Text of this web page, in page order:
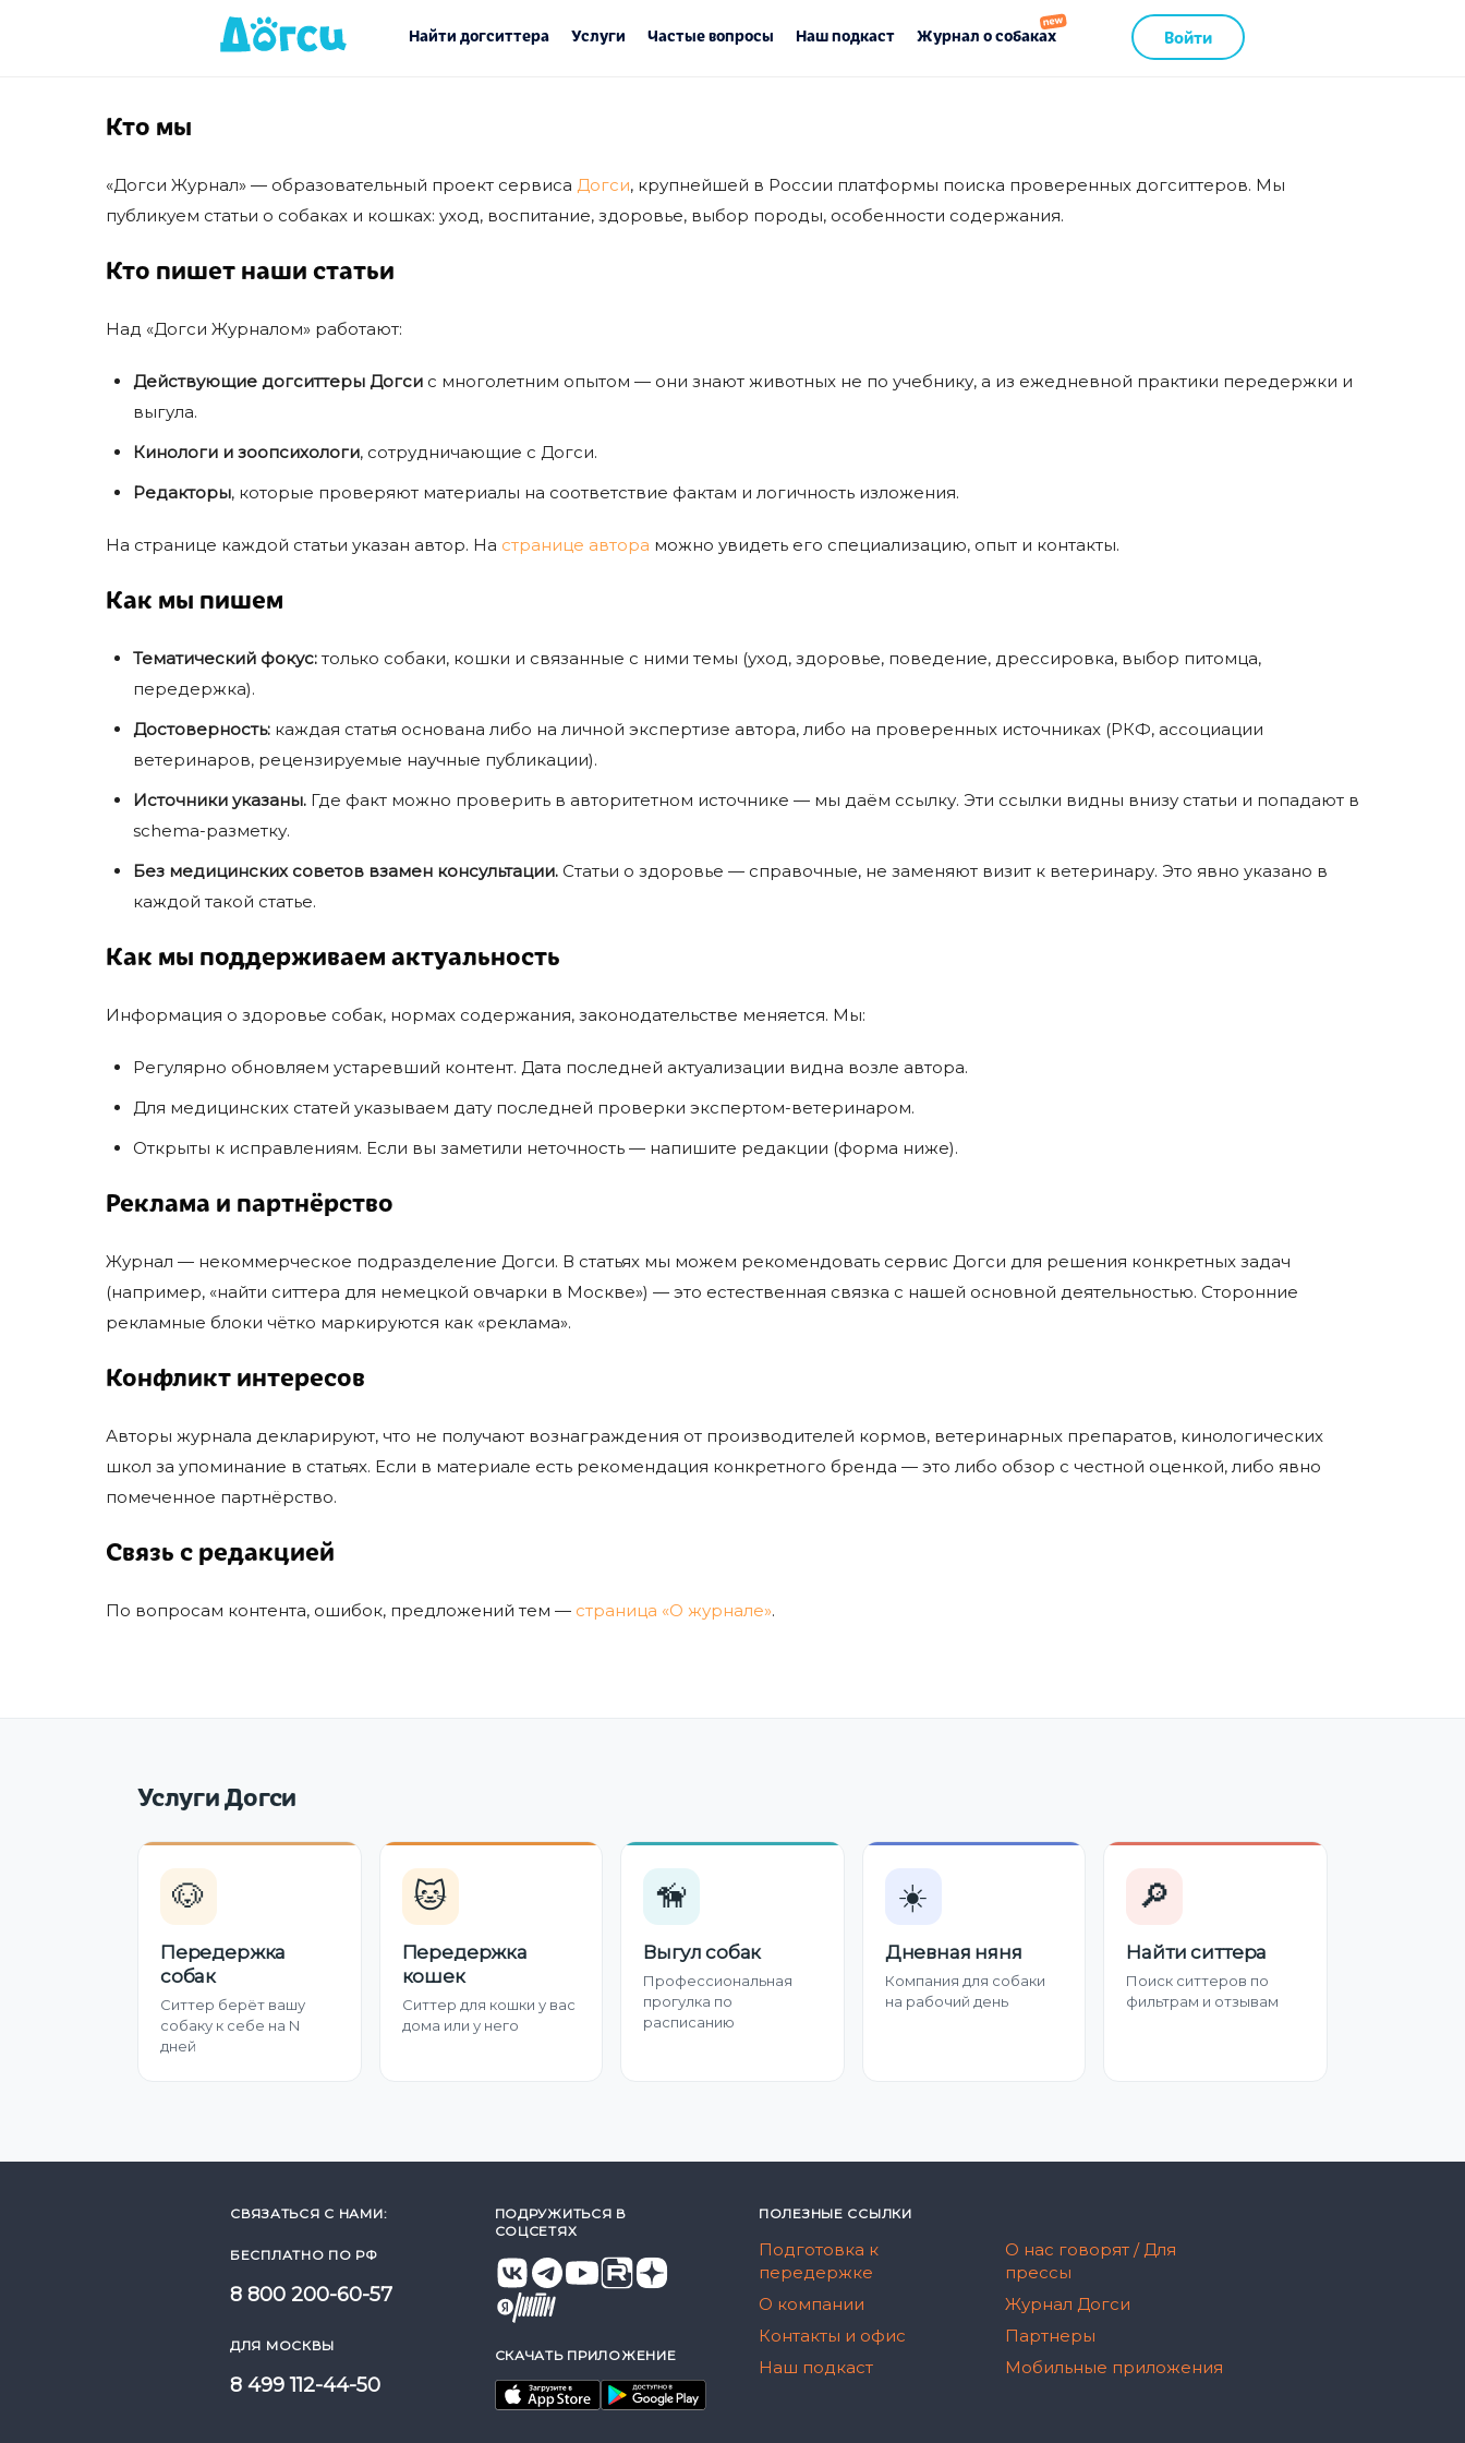
Найти догситтера Услуги Частые вопросы Наш подкаст Журнал о собаках Войти
Кто мы
«Догси Журнал» — образовательный проект сервиса Догси, крупнейшей в России платформы поиска проверенных догситтеров. Мы
публикуем статьи о собаках и кошках: уход, воспитание, здоровье, выбор породы, особенности содержания.
Кто пишет наши статьи
Над «Догси Журналом» работают:
Действующие догситтеры Догси с многолетним опытом — они знают животных не по учебнику, а из ежедневной практики передержки и
выгула.
Кинологи и зоопсихологи, сотрудничающие с Догси.
Редакторы, которые проверяют материалы на соответствие фактам и логичность изложения.
На странице каждой статьи указан автор. На странице автора можно увидеть его специализацию, опыт и контакты.
Как мы пишем
Тематический фокус: только собаки, кошки и связанные с ними темы (уход, здоровье, поведение, дрессировка, выбор питомца,
передержка).
Достоверность: каждая статья основана либо на личной экспертизе автора, либо на проверенных источниках (РКФ, ассоциации
ветеринаров, рецензируемые научные публикации).
Источники указаны. Где факт можно проверить в авторитетном источнике — мы даём ссылку. Эти ссылки видны внизу статьи и попадают в
schema-разметку.
Без медицинских советов взамен консультации. Статьи о здоровье — справочные, не заменяют визит к ветеринару. Это явно указано в
каждой такой статье.
Как мы поддерживаем актуальность
Информация о здоровье собак, нормах содержания, законодательстве меняется. Мы:
Регулярно обновляем устаревший контент. Дата последней актуализации видна возле автора.
Для медицинских статей указываем дату последней проверки экспертом-ветеринаром.
Открыты к исправлениям. Если вы заметили неточность — напишите редакции (форма ниже).
Реклама и партнёрство
Журнал — некоммерческое подразделение Догси. В статьях мы можем рекомендовать сервис Догси для решения конкретных задач
(например, «найти ситтера для немецкой овчарки в Москве») — это естественная связка с нашей основной деятельностью. Сторонние
рекламные блоки чётко маркируются как «реклама».
Конфликт интересов
Авторы журнала декларируют, что не получают вознаграждения от производителей кормов, ветеринарных препаратов, кинологических
школ за упоминание в статьях. Если в материале есть рекомендация конкретного бренда — это либо обзор с честной оценкой, либо явно
помеченное партнёрство.
Связь с редакцией
По вопросам контента, ошибок, предложений тем — страница «О журнале».
Услуги Догси
🐶
Передержка
собак
Ситтер берёт вашу
собаку к себе на N
дней
🐱
Передержка
кошек
Ситтер для кошки у вас
дома или у него
🦮
Выгул собак
Профессиональная
прогулка по
расписанию
☀️
Дневная няня
Компания для собаки
на рабочий день
🔎
Найти ситтера
Поиск ситтеров по
фильтрам и отзывам
СВЯЗАТЬСЯ С НАМИ:
БЕСПЛАТНО ПО РФ
8 800 200-60-57
ДЛЯ МОСКВЫ
8 499 112-44-50
ПОДРУЖИТЬСЯ В
СОЦСЕТЯХ
СКАЧАТЬ ПРИЛОЖЕНИЕ
ПОЛЕЗНЫЕ ССЫЛКИ
Подготовка к
передержке
О компании
Контакты и офис
Наш подкаст
О нас говорят / Для
прессы
Журнал Догси
Партнеры
Мобильные приложения